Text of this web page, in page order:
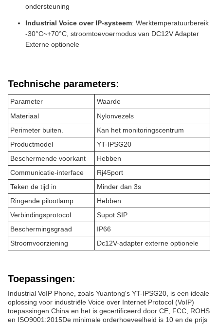
ondersteuning
Industrial Voice over IP-systeem: Werktemperatuurbereik
-30°C~+70°C, stroomtoevoermodus van DC12V Adapter
Externe optionele
Technische parameters:
Parameter
Waarde
Materiaal
Nylonvezels
Perimeter buiten.
Kan het monitoringscentrum
Productmodel
YT-IPSG20
Beschermende voorkant
Hebben
Communicatie-interface
Rj45port
Teken de tijd in
Minder dan 3s
Ringende pilootlamp
Hebben
Verbindingsprotocol
Supot SIP
Beschermingsgraad
IP66
Stroomvoorziening
Dc12V-adapter externe optionele
Toepassingen:
Industrial VoIP Phone, zoals Yuantong's YT-IPSG20, is een ideale
oplossing voor industriële Voice over Internet Protocol (VoIP)
toepassingen.China en het is gecertificeerd door CE, FCC, ROHS
en ISO9001:2015De minimale orderhoeveelheid is 10 en de prijs